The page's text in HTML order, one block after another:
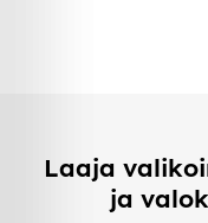
Laaja
ja